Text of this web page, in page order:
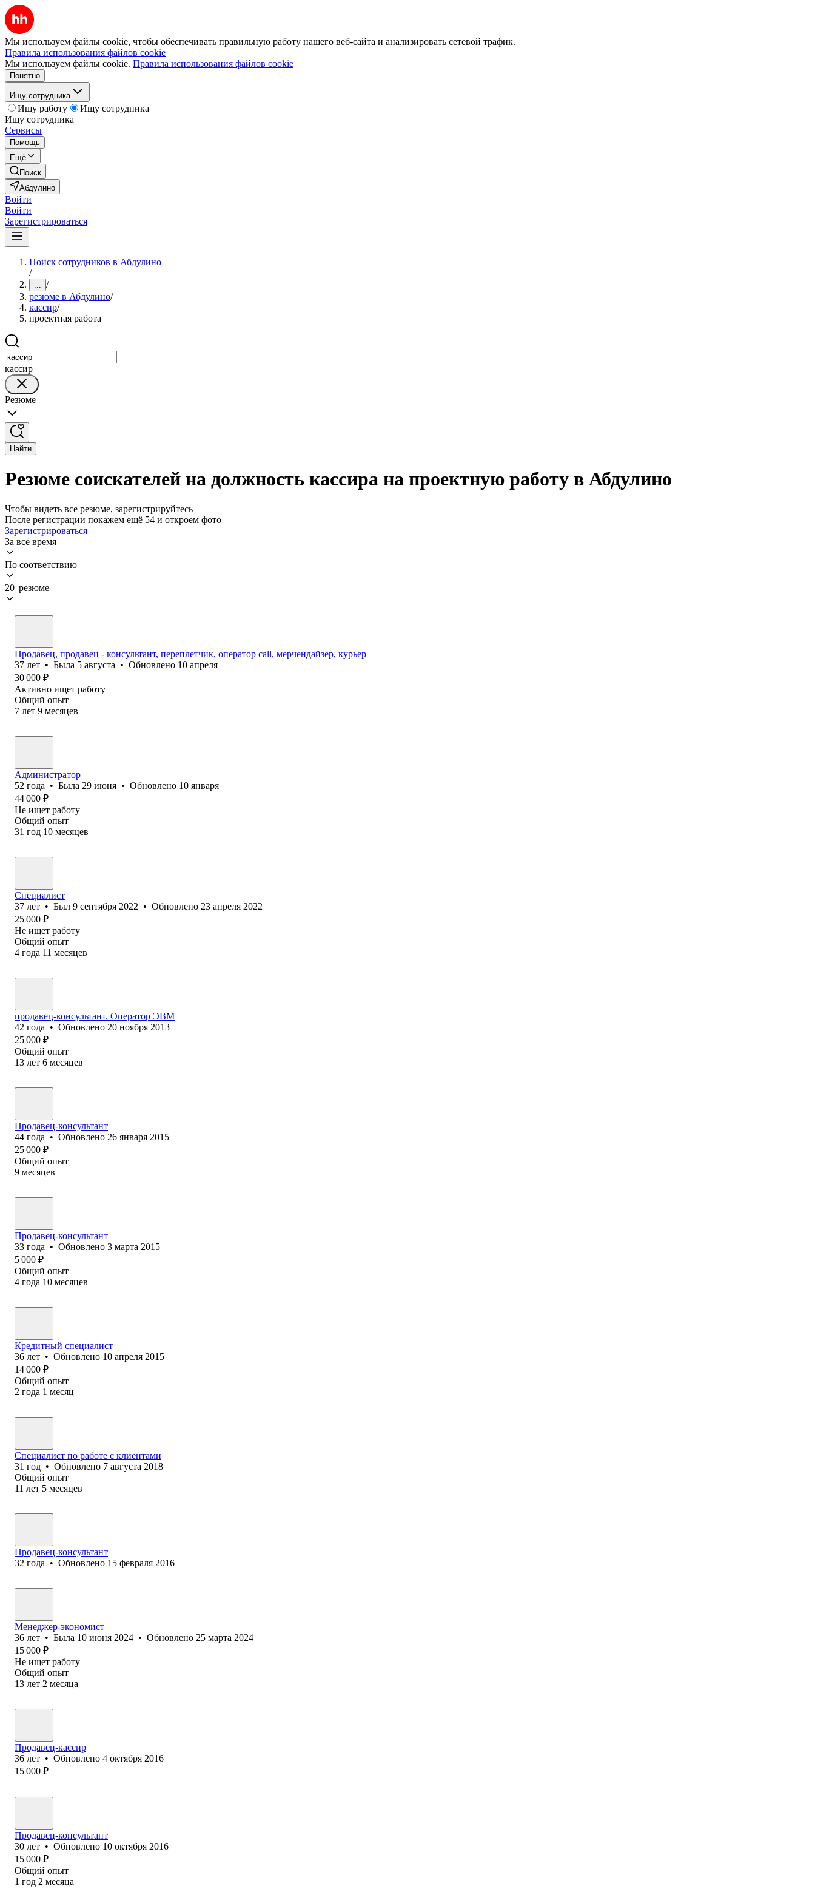
Мы используем файлы cookie, чтобы обеспечивать правильную работу нашего веб-сайта и анализировать сетевой трафик.
Правила использования файлов cookie
Мы используем файлы cookie. Правила использования файлов cookie
Понятно
Ищу сотрудника
Ищу работу
Ищу сотрудника
Ищу сотрудника
Сервисы
Помощь
Ещё
Поиск
Абдулино
Войти
Войти
Зарегистрироваться
Поиск сотрудников в Абдулино
/
... /
резюме в Абдулино/
кассир/
проектная работа
кассир
Резюме
Найти
Резюме соискателей на должность кассира на проектную работу в Абдулино
Чтобы видеть все резюме, зарегистрируйтесь
После регистрации покажем ещё 54 и откроем фото
Зарегистрироваться
За всё время
По соответствию
20 резюме
Продавец, продавец - консультант, переплетчик, оператор call, мерчендайзер, курьер
37 лет • Была 5 августа • Обновлено 10 апреля
30 000 ₽
Активно ищет работу
Общий опыт
7 лет 9 месяцев
Администратор
52 года • Была 29 июня • Обновлено 10 января
44 000 ₽
Не ищет работу
Общий опыт
31 год 10 месяцев
Специалист
37 лет • Был 9 сентября 2022 • Обновлено 23 апреля 2022
25 000 ₽
Не ищет работу
Общий опыт
4 года 11 месяцев
продавец-консультант. Оператор ЭВМ
42 года • Обновлено 20 ноября 2013
25 000 ₽
Общий опыт
13 лет 6 месяцев
Продавец-консультант
44 года • Обновлено 26 января 2015
25 000 ₽
Общий опыт
9 месяцев
Продавец-консультант
33 года • Обновлено 3 марта 2015
5 000 ₽
Общий опыт
4 года 10 месяцев
Кредитный специалист
36 лет • Обновлено 10 апреля 2015
14 000 ₽
Общий опыт
2 года 1 месяц
Специалист по работе с клиентами
31 год • Обновлено 7 августа 2018
Общий опыт
11 лет 5 месяцев
Продавец-консультант
32 года • Обновлено 15 февраля 2016
Менеджер-экономист
36 лет • Была 10 июня 2024 • Обновлено 25 марта 2024
15 000 ₽
Не ищет работу
Общий опыт
13 лет 2 месяца
Продавец-кассир
36 лет • Обновлено 4 октября 2016
15 000 ₽
Продавец-консультант
30 лет • Обновлено 10 октября 2016
15 000 ₽
Общий опыт
1 год 2 месяца